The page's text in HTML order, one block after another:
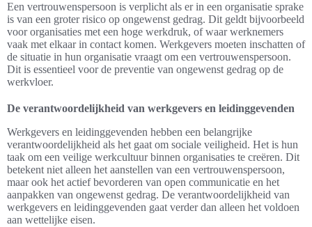
Een vertrouwenspersoon is verplicht als er in een organisatie sprake
is van een groter risico op ongewenst gedrag. Dit geldt bijvoorbeeld
voor organisaties met een hoge werkdruk, of waar werknemers
vaak met elkaar in contact komen. Werkgevers moeten inschatten of
de situatie in hun organisatie vraagt om een vertrouwenspersoon.
Dit is essentieel voor de preventie van ongewenst gedrag op de
werkvloer.
De verantwoordelijkheid van werkgevers en leidinggevenden
Werkgevers en leidinggevenden hebben een belangrijke
verantwoordelijkheid als het gaat om sociale veiligheid. Het is hun
taak om een veilige werkcultuur binnen organisaties te creëren. Dit
betekent niet alleen het aanstellen van een vertrouwenspersoon,
maar ook het actief bevorderen van open communicatie en het
aanpakken van ongewenst gedrag. De verantwoordelijkheid van
werkgevers en leidinggevenden gaat verder dan alleen het voldoen
aan wettelijke eisen.